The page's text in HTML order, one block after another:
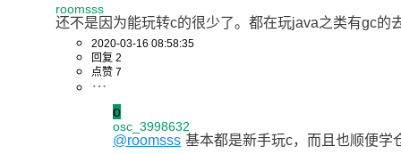
roomsss
还不是因为能玩转c的很少了。都在玩java之类有gc的
2020-03-16 08:58:35
回复 2
点赞 7
o
osc_3998632
@roomsss 基本都是新手玩c，而且也顺便学